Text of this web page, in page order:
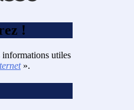
!
informations utiles
».